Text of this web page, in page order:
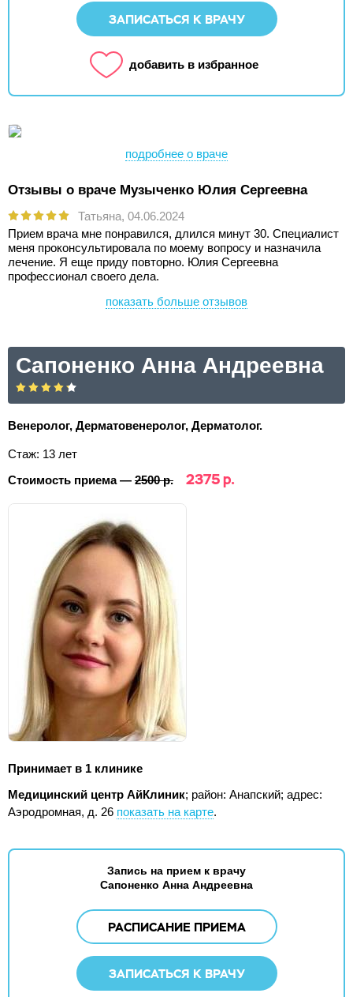
ЗАПИСАТЬСЯ К ВРАЧУ
добавить в избранное
подробнее о враче
Отзывы о враче Музыченко Юлия Сергеевна
Татьяна, 04.06.2024
Прием врача мне понравился, длился минут 30. Специалист
меня проконсультировала по моему вопросу и назначила
лечение. Я еще приду повторно. Юлия Сергеевна
профессионал своего дела.
показать больше отзывов
Сапоненко Анна Андреевна
Венеролог, Дерматовенеролог, Дерматолог.
Стаж: 13 лет
Стоимость приема — 2500 р. 2375 р.
Принимает в 1 клинике
Медицинский центр АйКлиник; район: Анапский; адрес:
Аэродромная, д. 26 показать на карте.
Запись на прием к врачу
Сапоненко Анна Андреевна
РАСПИСАНИЕ ПРИЕМА
ЗАПИСАТЬСЯ К ВРАЧУ